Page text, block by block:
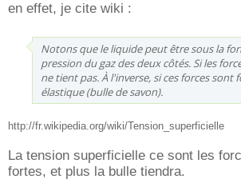
en effet, je cite wiki :
Notons que le liquide peut être sous la
pression du gaz des deux côtés. Si les
ne tient pas. À l'inverse, si ces forces
élastique (bulle de savon).
http://fr.wikipedia.org/wiki/Tension_superficielle
La tension superficielle ce sont les
fortes, et plus la bulle tiendra.